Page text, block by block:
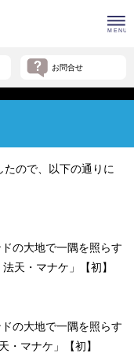
お問合せ
ので、以下の通りに
の大地で一隅を照らす
・マナケ」【初】
の大地で一隅を照らす
マナケ」【初】